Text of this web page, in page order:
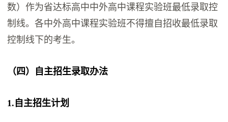
数）作为省达标高中中外高中课程实验班最低录取控
制线。各中外高中课程实验班不得擅自招收最低录取
控制线下的考生。
（四）自主招生录取办法
1.自主招生计划